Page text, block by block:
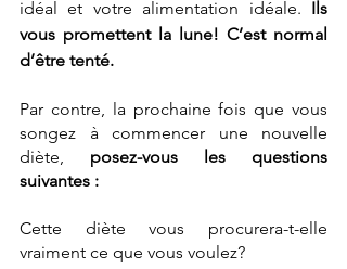
idéal et votre alimentation idéale. Ils
vous promettent la lune! C’est normal
d’être tenté.
Par contre, la prochaine fois que vous
songez à commencer une nouvelle
diète, posez-vous les questions
suivantes :
Cette diète vous procurera-t-elle
vraiment ce que vous voulez?